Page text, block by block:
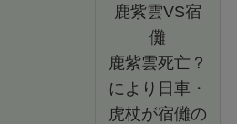
鹿紫雲VS宿
儺
鹿紫雲死亡？
により日車・
虎杖が宿儺の